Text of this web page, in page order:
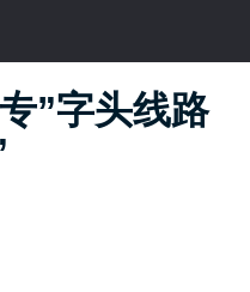
”字头线路